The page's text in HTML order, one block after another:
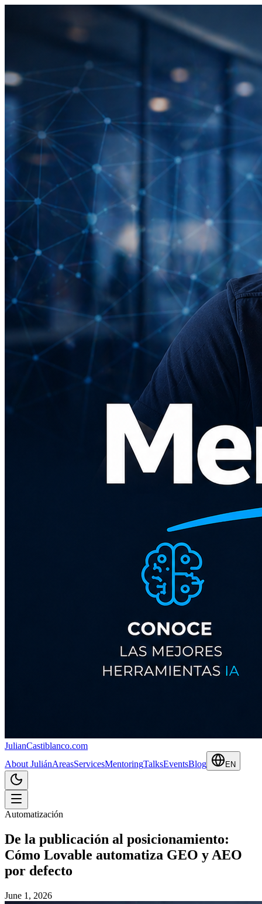
JulianCastiblanco.com
About JuliánAreasServicesMentoringTalksEventsBlog EN
Automatización
De la publicación al posicionamiento:
Cómo Lovable automatiza GEO y AEO
por defecto
June 1, 2026